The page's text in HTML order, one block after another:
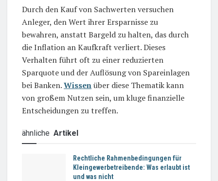
Durch den Kauf von Sachwerten versuchen
Anleger, den Wert ihrer Ersparnisse zu
bewahren, anstatt Bargeld zu halten, das durch
die Inflation an Kaufkraft verliert. Dieses
Verhalten führt oft zu einer reduzierten
Sparquote und der Auflösung von Spareinlagen
bei Banken.Wissenüber diese Thematik kann
von großem Nutzen sein, um kluge finanzielle
Entscheidungen zu treffen.
ähnliche Artikel
Rechtliche Rahmenbedingungen für
Kleingewerbetreibende: Was erlaubt ist
und was nicht